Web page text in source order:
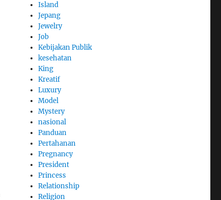
Island
Jepang
Jewelry
Job
Kebijakan Publik
kesehatan
King
Kreatif
Luxury
Model
Mystery
nasional
Panduan
Pertahanan
Pregnancy
President
Princess
Relationship
Religion